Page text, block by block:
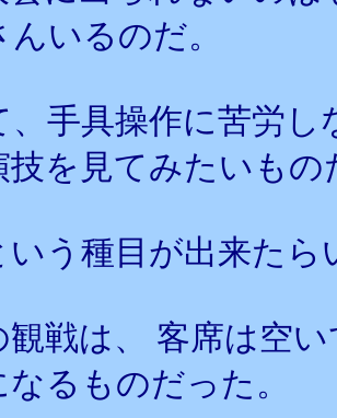
いるのだ。
、手具操作に苦労
技を見てみたいもの
いう種目が出来た
観戦は、 客席は空
るものだった。